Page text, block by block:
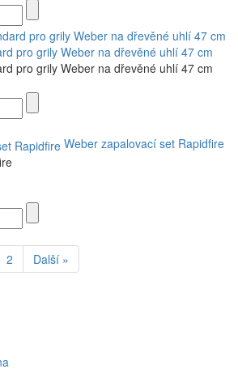
pro grily Weber na dřevěné uhlí 47 cm
pro grily Weber na dřevěné uhlí 47 cm
Weber zapalovací set Rapidfire
2 Další »